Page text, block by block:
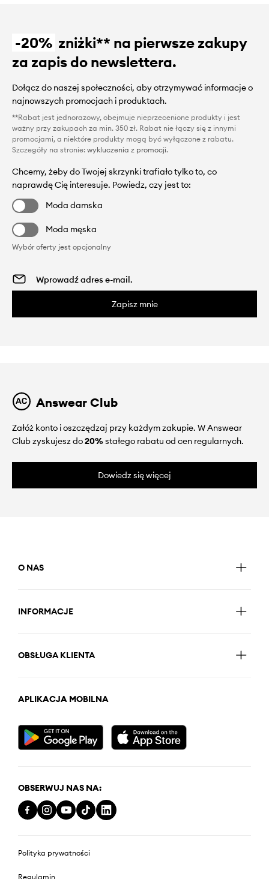
-20% zniżki** na pierwsze zakupy
za zapis do newslettera.
Dołącz do naszej społeczności, aby otrzymywać informacje o
najnowszych promocjach i produktach.
**Rabat jest jednorazowy, obejmuje nieprzecenione produkty i jest
ważny przy zakupach za min. 350 zł. Rabat nie łączy się z innymi
promocjami, a niektóre produkty mogą być wyłączone z rabatu.
Szczegóły na stronie: wykluczenia z promocji.
Chcemy, żeby do Twojej skrzynki trafiało tylko to, co
naprawdę Cię interesuje. Powiedz, czy jest to:
Moda damska
Moda męska
Wybór oferty jest opcjonalny
Zapisz mnie
Answear Club
Załóż konto i oszczędzaj przy każdym zakupie. W Answear
Club zyskujesz do20%stałego rabatu od cen regularnych.
Dowiedz się więcej
O NAS
INFORMACJE
OBSŁUGA KLIENTA
APLIKACJA MOBILNA
OBSERWUJ NAS NA:
Polityka prywatności
Regulamin